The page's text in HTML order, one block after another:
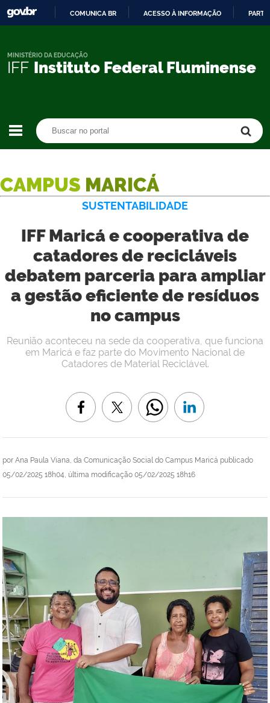
CONTEÚDO
COMUNICA BR ACESSO À INFORMAÇÃO
IFF Instituto Federal Fluminense
MINISTÉRIO DA EDUCAÇÃO
CAMPUS MARICÁ
SUSTENTABILIDADE
IFF Maricá e cooperativa de
catadores de recicláveis
debatem parceria para ampliar
a gestão eficiente de resíduos
no campus
por Ana Paula Viana, da Comunicação Social do Campus Maricá publicado
05/02/2025 18h04, última modificação 05/02/2025 18h16
Reunião aconteceu na sede da cooperativa, que funciona
em Maricá e faz parte do Movimento Nacional de
Catadores de Material Reciclável.